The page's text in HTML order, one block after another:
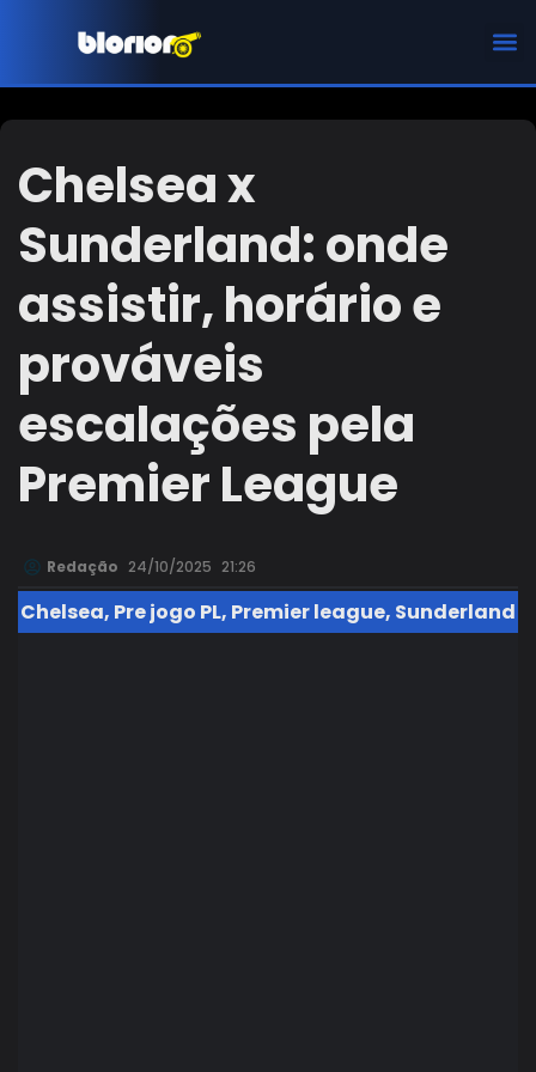
Chelsea x
Sunderland: onde
assistir, horário e
prováveis
escalações pela
Premier League
Redação 24/10/2025 21:26
Chelsea, Pre jogo PL, Premier league, Sunderland